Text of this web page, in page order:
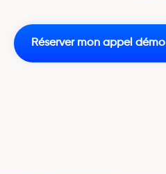
Réserver mon appel démo